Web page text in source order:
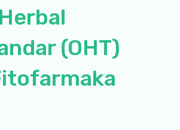
(OHT)